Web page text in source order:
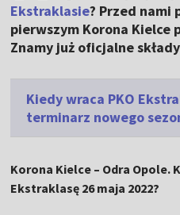
Ekstraklasie? Przed nami
pierwszym Korona Kielce
Znamy już oficjalne
Kiedy wraca PKO
terminarz nowego
Korona Kielce – Odra Opole.
Ekstraklasę 26 maja 2022?